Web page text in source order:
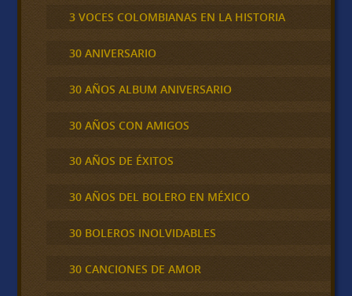
3 VOCES COLOMBIANAS EN LA HISTORIA
30 ANIVERSARIO
30 AÑOS ALBUM ANIVERSARIO
30 AÑOS CON AMIGOS
30 AÑOS DE ÉXITOS
30 AÑOS DEL BOLERO EN MÉXICO
30 BOLEROS INOLVIDABLES
30 CANCIONES DE AMOR